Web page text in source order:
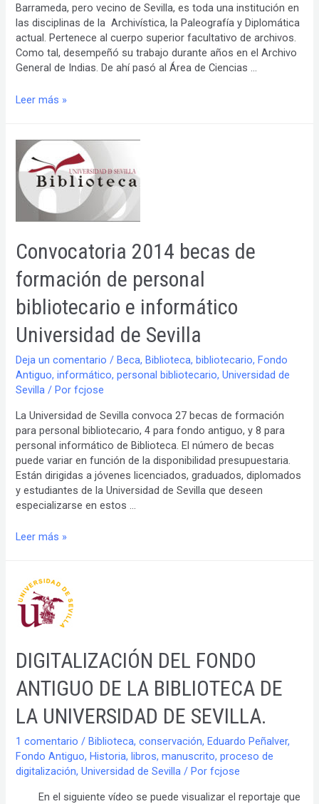
Barrameda, pero vecino de Sevilla, es toda una institución en
las disciplinas de la Archivística, la Paleografía y Diplomática
actual. Pertenece al cuerpo superior facultativo de archivos.
Como tal, desempeñó su trabajo durante años en el Archivo
General de Indias. De ahí pasó al Área de Ciencias …
Entrevista
Manuel
Romero
Tallafigo,
catedrático
Ciencias
Técnicas
Univ.
Leer más »
Convocatoria 2014 becas de
formación de personal
bibliotecario e informático
Universidad de Sevilla
Deja un comentario / Beca, Biblioteca, bibliotecario, Fondo
Antiguo,informático,personal bibliotecario,Universidad de
Sevilla / Porfcjose
La Universidad de Sevilla convoca 27 becas de formación
para personal bibliotecario, 4 para fondo antiguo, y 8 para
personal informático de Biblioteca. El número de becas
puede variar en función de la disponibilidad presupuestaria.
Están dirigidas a jóvenes licenciados, graduados, diplomados
y estudiantes de la Universidad de Sevilla que deseen
especializarse en estos …
Convocatoria
formación
de
personal
e
informático
Universidad
Sevilla
Leer más »
DIGITALIZACIÓN DEL FONDO
ANTIGUO DE LA BIBLIOTECA DE
LA UNIVERSIDAD DE SEVILLA.
1 comentario /Biblioteca,conservación,Eduardo Peñalver,
Fondo Antiguo,Historia,libros,manuscrito,proceso de
digitalización,Universidad de Sevilla / Porfcjose
En el siguiente vídeo se puede visualizar el reportaje que